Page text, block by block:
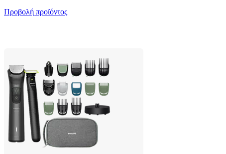
Προβολή προϊόντος